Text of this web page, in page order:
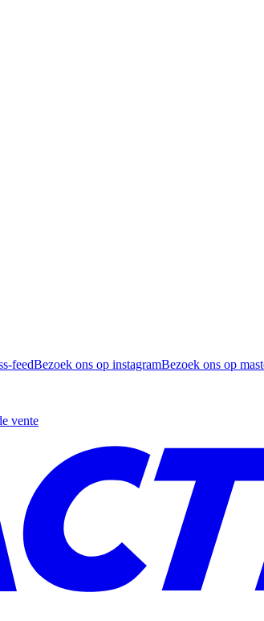
feedBezoek ons op instagramBezoek ons op
vente